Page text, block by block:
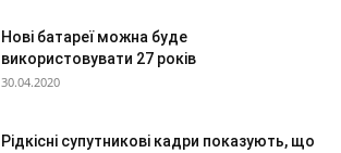
Нові батареї можна буде
використовувати 27 років
30.04.2020
Рідкісні супутникові кадри показують, що